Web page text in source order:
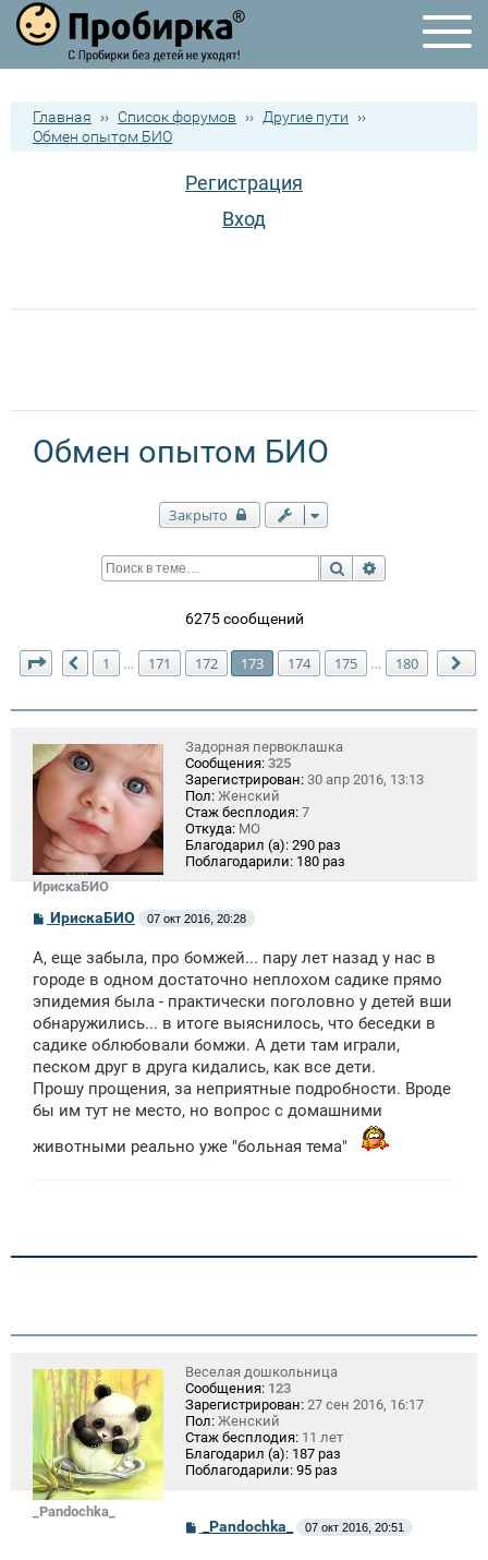
Главная ›› Список форумов ›› Другие пути
››
Обмен опытом БИО
Регистрация
Вход
Обмен опытом БИО
Закрыто
Поиск
6275 сообщений
Страница 173 из180
Пред.
1 … 171 172 173 174 175 … 180
ИрискаБИО
Задорная первоклашка
Сообщения: 325
Зарегистрирован: 30 апр 2016, 13:13
Пол: Женский
Стаж бесплодия: 7
Откуда: МО
Благодарил (а): 290 раз
Поблагодарили: 180 раз
С
б
щ
е
н
и
ИрискаБИО 07 окт 2016, 20:28
А, еще забыла, про бомжей... пару лет назад у нас в
городе в одном достаточно неплохом садике прямо
эпидемия была - практически поголовно у детей вши
обнаружились... в итоге выяснилось, что беседки в
садике облюбовали бомжи. А дети там играли,
песком друг в друга кидались, как все дети.
Прошу прощения, за неприятные подробности. Вроде
бы им тут не место, но вопрос с домашними
животными реально уже "больная тема"
_Pandochka_
Веселая дошкольница
Сообщения: 123
Зарегистрирован: 27 сен 2016, 16:17
Пол: Женский
Стаж бесплодия: 11 лет
Благодарил (а): 187 раз
Поблагодарили: 95 раз
о
_Pandochka_ 07 окт 2016, 20:51